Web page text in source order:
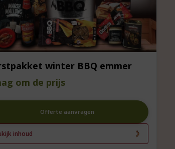
winter BBQ emmer
om de prijs
Offerte aanvragen
inhoud